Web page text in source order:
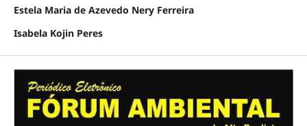
Estela Maria de Azevedo Nery Ferreira
Isabela Kojin Peres